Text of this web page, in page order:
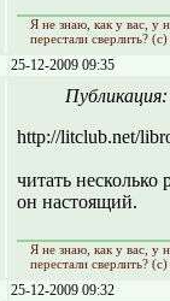
Я не знаю, как y вас, y
перестали сверлить? (с)
25-12-2009 09:35
http://litclub.net/
читать
он настоящий.
Я не знаю, как y вас, y
перестали сверлить? (с)
25-12-2009 09:32